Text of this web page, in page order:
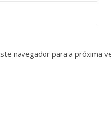
navegador para a próxima